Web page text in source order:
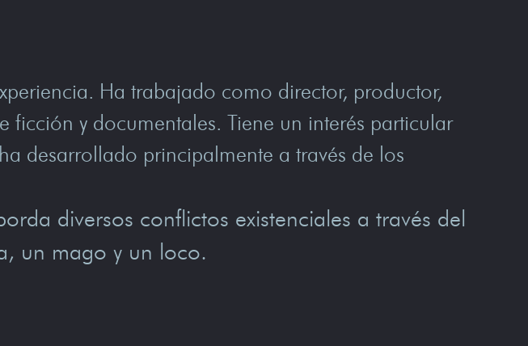
Ha trabajado como director, productor,
y documentales. Tiene un interés particular
desarrollado principalmente a través de los
diversos conflictos existenciales a través del
un mago y un loco.